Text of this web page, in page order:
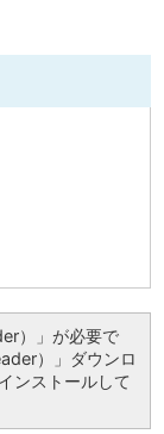
）」が必要で
）」ダウンロ
ンストールして